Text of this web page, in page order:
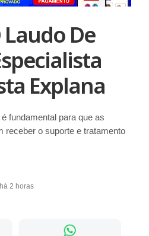
De
Explana
fundamental para que as
receber o suporte e tratamento
2 horas